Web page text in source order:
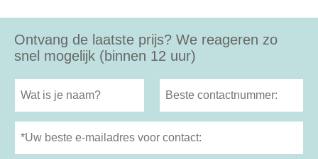
Ontvang de laatste prijs? We reageren zo
snel mogelijk (binnen 12 uur)